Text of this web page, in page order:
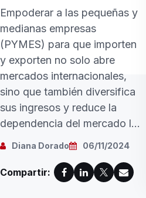
Empoderar a las pequeñas y
medianas empresas
(PYMES) para que importen
y exporten no solo abre
mercados internacionales,
sino que también diversifica
sus ingresos y reduce la
dependencia del mercado l...
Diana Dorado 06/11/2024
Compartir: